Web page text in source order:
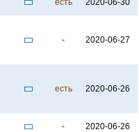
есть 2020-06-30
- 2020-06-27
есть 2020-06-26
- 2020-06-26